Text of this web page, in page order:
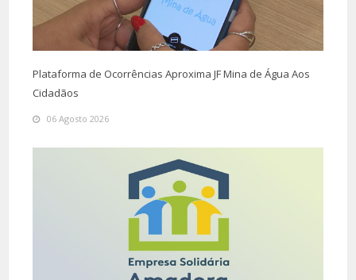
Plataforma de Ocorrências Aproxima JF Mina de Água Aos
Cidadãos
06 Agosto 2026